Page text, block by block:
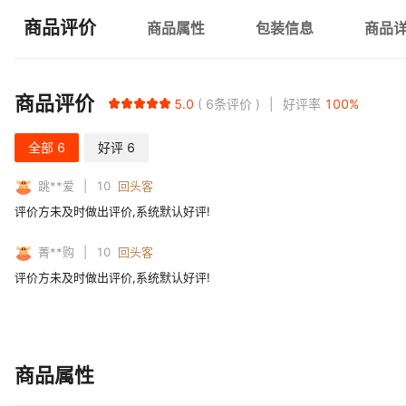
商品评价 商品属性 包装信息 商品
商品评价 5.0 6条评价 好评率 100%
全部 6 好评 6
跳**爱 10 回头客
评价方未及时做出评价,系统默认好评!
菁**购 10 回头客
评价方未及时做出评价,系统默认好评!
商品属性